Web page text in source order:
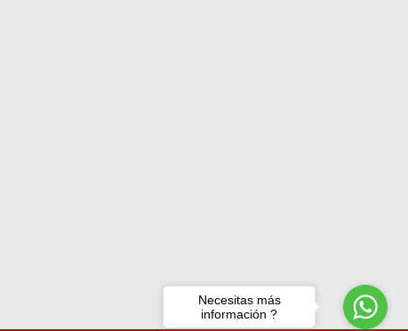
Necesitas más
información ?